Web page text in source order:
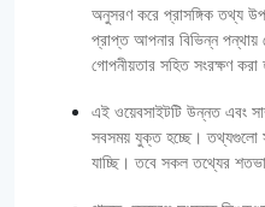
অনুসরণ করে প্রাসঙ্গিক তথ্য
প্রাপ্ত আপনার বিভিন্ন
গোপনীয়তার সহিত সংরক্ষণ করা
এই ওয়েবসাইটটি উন্নত এবং
সবসময় যুক্ত হচ্ছে। তথ্যগুলো
যাচ্ছি। তবে সকল তথ্যের